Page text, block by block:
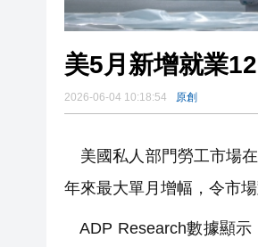
美5月新增就業
2026-06-04 10:18:54 原創
美國私人部門勞工市場
年來最大單月增幅，令市
ADP Research數據顯示